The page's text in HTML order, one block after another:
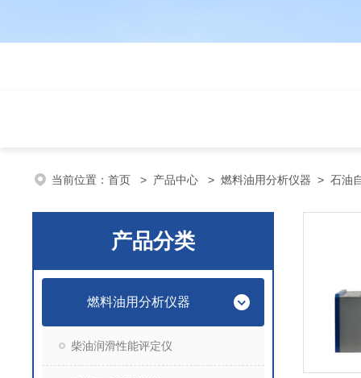
当前位置： 首页 > 产品中心 > 燃料油用分析仪器 > 石油
产品分类
燃料油用分析仪器
柴油润滑性能评定仪